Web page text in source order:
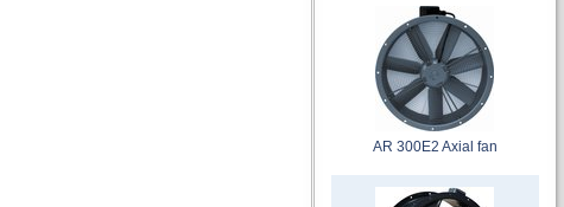
AR 300E2 Axial fan